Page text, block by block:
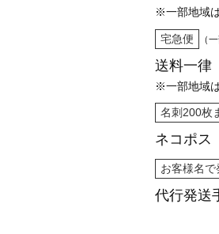
※一部地域
宅急便 （
送料一
※一部地域
名刺200枚
ネコポ
お客様名で
代行発送